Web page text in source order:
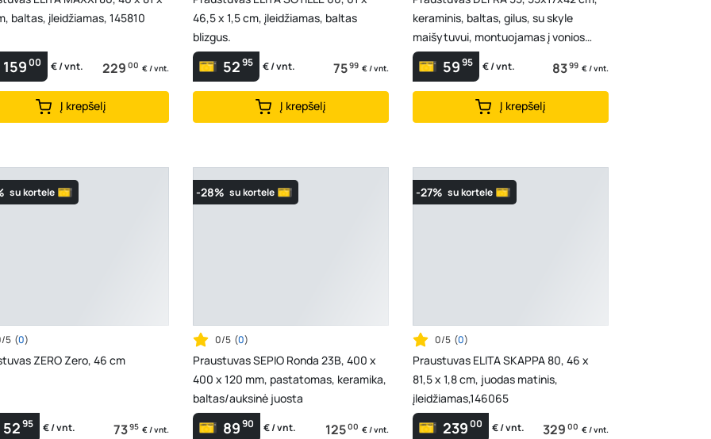
baltas, įleidžiamas, 145810
15900 € / vnt. 229 00 € / vnt.
Į krepšelį
46,5 x 1,5 cm, įleidžiamas, baltas
blizgus.
5295 € / vnt. 7599 € / vnt.
Į krepšelį
keraminis, baltas, gilus, su skyle
maišytuvui, montuojamas į vonios
5995 € / vnt. 8399 € / vnt.
Į krepšelį
su kortele
5 (0)
ZERO Zero, 46 cm
5295 € / vnt. 7395 € / vnt.
-28% su kortele
0/5 (0)
Praustuvas SEPIO Ronda 23B, 400 x
400 x 120 mm, pastatomas, keramika,
baltas/auksinė juosta
8990 € / vnt. 12500 € / vnt.
-27% su kortele
0/5 (0)
Praustuvas ELITA SKAPPA 80, 46 x
81,5 x 1,8 cm, juodas matinis,
įleidžiamas,146065
23900 € / vnt. 329 00 € / vnt.